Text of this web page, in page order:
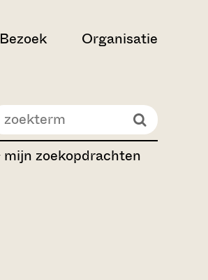
Bezoek Organisatie
mijn zoekopdrachten